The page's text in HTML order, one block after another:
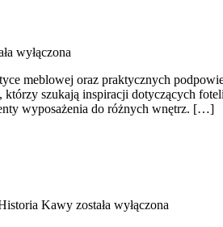
wyłączona
meblowej oraz praktycznych
którzy szukają inspiracji dotyczących
wyposażenia do różnych wnętrz. […]
Kawy została wyłączona